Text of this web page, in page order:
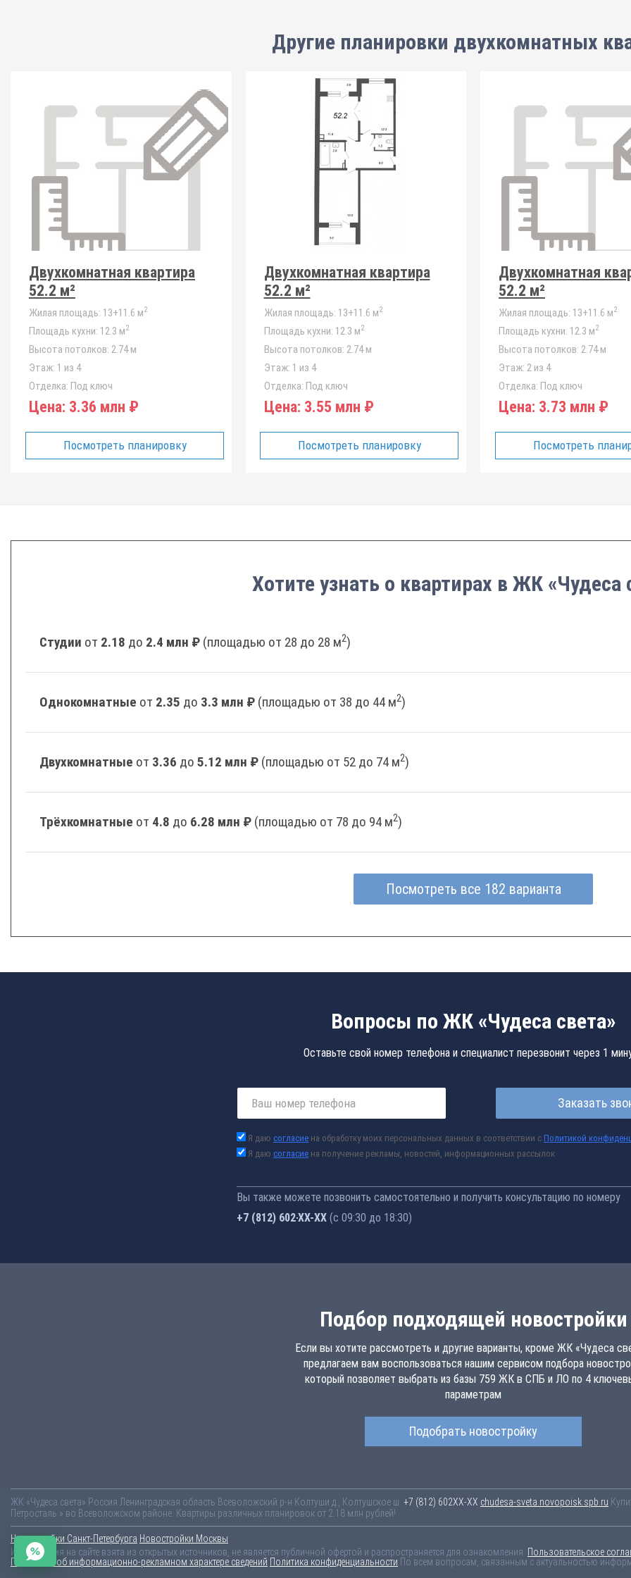
Другие планировки двухкомнатных
Двухкомнатная квартира
52.2 м²
Жилая площадь: 13+11.6 м2
Площадь кухни: 12.3 м2
Высота потолков: 2.74 м
Этаж: 1 из 4
Отделка: Под ключ
Цена: 3.36 млн ₽
Посмотреть планировку
Двухкомнатная квартира
52.2 м²
Жилая площадь: 13+11.6 м2
Площадь кухни: 12.3 м2
Высота потолков: 2.74 м
Этаж: 1 из 4
Отделка: Под ключ
Цена: 3.55 млн ₽
Посмотреть планировку
Двухкомнатная
52.2 м²
Жилая площадь: 13+11.6 м2
Площадь кухни: 12.3 м2
Высота потолков: 2.74 м
Этаж: 2 из 4
Отделка: Под ключ
Цена: 3.73 млн ₽
Посмотреть
Хотите узнать о квартирах в ЖК «Чудеса
Студии от 2.18 до 2.4 млн ₽ (площадью от 28 до 28 м2)
Однокомнатные от 2.35 до 3.3 млн ₽ (площадью от 38 до 44 м2)
Двухкомнатные от 3.36 до 5.12 млн ₽ (площадью от 52 до 74 м2)
Трёхкомнатные от 4.8 до 6.28 млн ₽ (площадью от 78 до 94 м2)
Посмотреть все 182 варианта
Вопросы по ЖК «Чудеса света»
Оставьте свой номер телефона и специалист перезвонит через 1
Заказать
Я даю согласие на обработку моих персональных данных в соответствии с Политикой
Я даю согласие на получение рекламы, новостей, информационных рассылок
Вы также можете позвонить самостоятельно и получить консультацию по номеру
+7 (812) 602-44-77 (с 09:30 до 18:30)
Подбор подходящей новостройки
Если вы хотите рассмотреть и другие варианты, кроме ЖК «Чудеса
предлагаем вам воспользоваться нашим сервисом подбора
который позволяет выбрать из базы 759 ЖК в СПБ и ЛО по 4
параметрам
Подобрать новостройку
ЖК «Чудеса света» Россия Ленинградская область Всеволожский р-н Колтуши д., Колтушское ш. +7 (812) 602-44-77 chudesa-sveta.novopoisk.spb.ru
Петросталь » во Всеволожском районе. Квартиры различных планировок от 2.18 млн рублей!
Новостройки Санкт-Петербурга Новостройки Москвы
Информация на сайте взята из открытых источников, не является публичной офертой и распространяется для ознакомления. Пользовательское
Пояснение об информационно-рекламном характере сведений Политика конфиденциальности По всем вопросам, связанным с актуальностью